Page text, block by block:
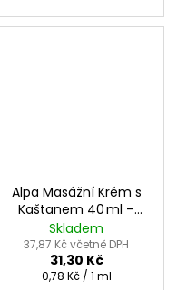
Alpa Masážní Krém s
Kaštanem 40 ml –
přírodní péče pro svaly
Skladem
37,87 Kč včetně DPH
31,30 Kč
Měrná
0,78 Kč / 1 ml